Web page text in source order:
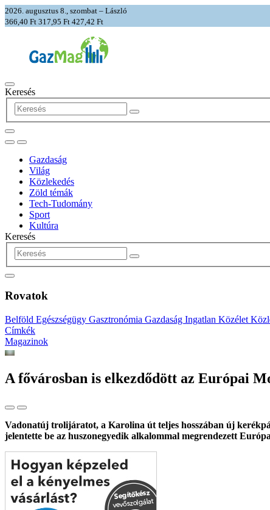
2026. augusztus 8., szombat – László
366,40 Ft 317,95 Ft 427,42 Ft
Keresés
Gazdaság
Világ
Közlekedés
Zöld témák
Tech-Tudomány
Sport
Kultúra
Keresés
Rovatok
Belföld Egészségügy Gasztronómia Gazdaság Ingatlan Közélet
Címkék
Magazinok
A fővárosban is elkezdődött az Európai
Vadonatúj trolijáratot, a Karolina út teljes hosszában új
jelentette be az huszonegyedik alkalommal megrendezett